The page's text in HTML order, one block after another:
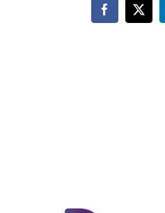
Facebook
X